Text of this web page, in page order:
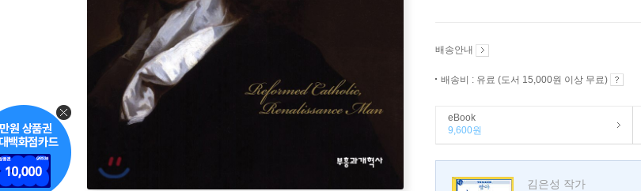
배송안내
배송비 : 유료 (도서 15,000원 이상 무료)
eBook
9,600원
김은성 작가